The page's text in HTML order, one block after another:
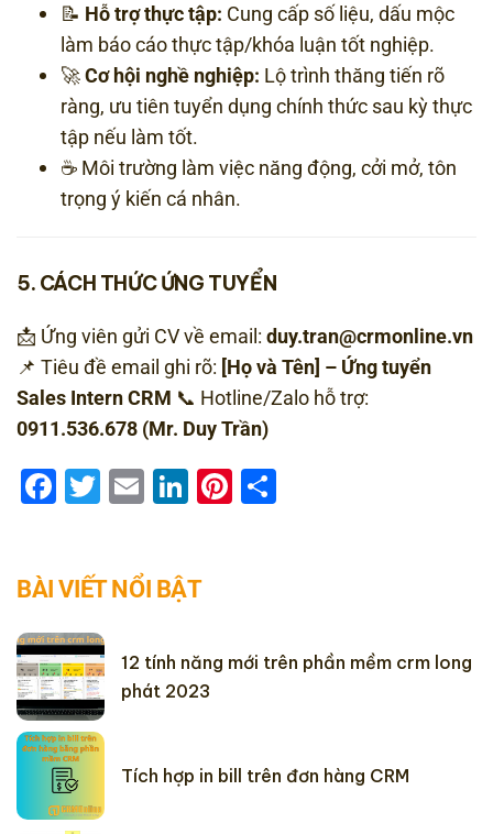
📝 Hỗ trợ thực tập: Cung cấp số liệu, dấu mộc
làm báo cáo thực tập/khóa luận tốt nghiệp.
🚀Cơ hội nghề nghiệp: Lộ trình thăng tiến rõ
ràng, ưu tiên tuyển dụng chính thức sau kỳ thực
tập nếu làm tốt.
☕ Môi trường làm việc năng động, cởi mở, tôn
trọng ý kiến cá nhân.
5. CÁCH THỨC ỨNG TUYỂN
📩 Ứng viên gửi CV về email: duy.tran@crmonline.vn
📌 Tiêu đề email ghi rõ: [Họ và Tên] – Ứng tuyển
Sales Intern CRM 📞 Hotline/Zalo hỗ trợ:
0911.536.678 (Mr. Duy Trần)
Facebook
Twitter
EmailLinkedIn
Pinterest
BÀI VIẾT NỔI BẬT
12 tính năng mới trên phần mềm crm long
phát 2023
Tích hợp in bill trên đơn hàng CRM